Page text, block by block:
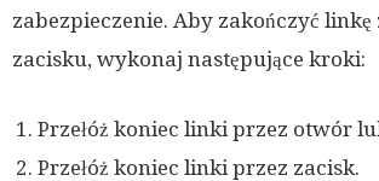
zabezpieczenie. Aby zakończyć linkę
zacisku, wykonaj następujące kroki:
Przełóż koniec linki przez otwór
Przełóż koniec linki przez zacisk.